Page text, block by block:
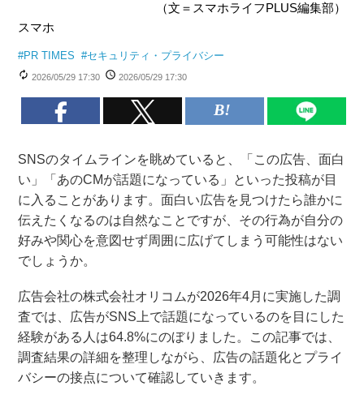
（文＝スマホライフPLUS編集部）
スマホ
#PR TIMES #セキュリティ・プライバシー
2026/05/29 17:30 2026/05/29 17:30
SNSのタイムラインを眺めていると、「この広告、面白
い」「あのCMが話題になっている」といった投稿が目
に入ることがあります。面白い広告を見つけたら誰かに
伝えたくなるのは自然なことですが、その行為が自分の
好みや関心を意図せず周囲に広げてしまう可能性はない
でしょうか。
広告会社の株式会社オリコムが2026年4月に実施した調
査では、広告がSNS上で話題になっているのを目にした
経験がある人は64.8%にのぼりました。この記事では、
調査結果の詳細を整理しながら、広告の話題化とプライ
バシーの接点について確認していきます。